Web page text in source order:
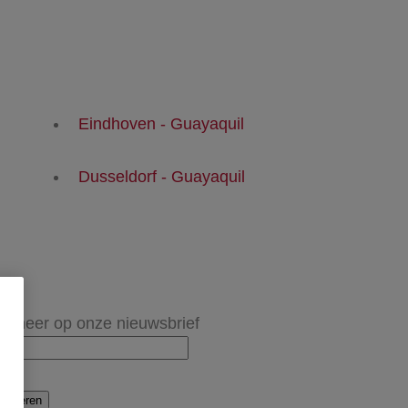
Eindhoven - Guayaquil
Dusseldorf - Guayaquil
op onze nieuwsbrief